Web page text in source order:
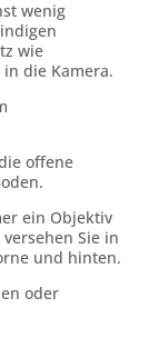
wenig
wie
die Kamera.
offene
ein Objektiv
Sie in
und hinten.
oder